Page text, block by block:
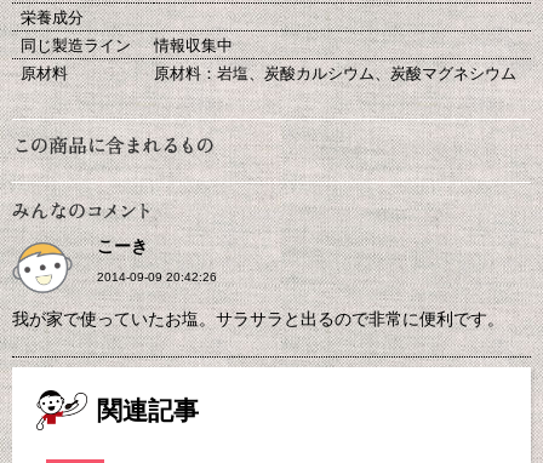
栄養成分
同じ製造ライン
情報収集中
原材料
原材料：岩塩、炭酸カルシウム、炭酸マグネシウム
こーき
2014-09-09 20:42:26
我が家で使っていたお塩。サラサラと出るので非常に便利です。
関連記事